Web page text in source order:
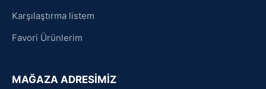
Karşılaştırma listem
Favori Ürünlerim
MAĞAZA ADRESİMİZ